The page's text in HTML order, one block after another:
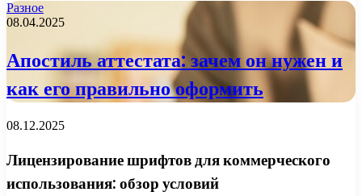
Разное
08.04.2025
Апостиль аттестата: зачем он нужен и
как его правильно оформить
08.12.2025
Лицензирование шрифтов для коммерческого
использования: обзор условий